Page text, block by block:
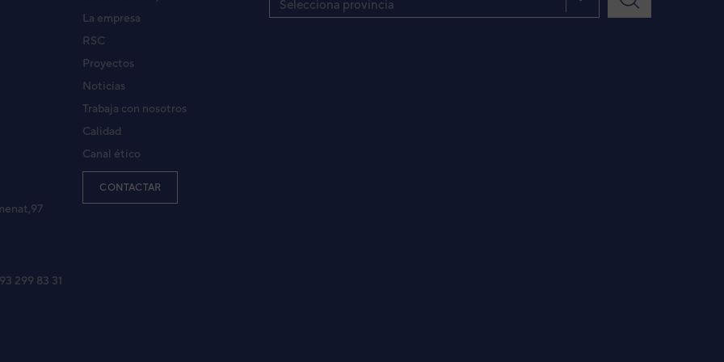
Comfort WSYA080ML3 -
La empresa
RSC
Proyectos
Noticias
Trabaja con nosotros
Calidad
Canal ético
299 83 31
CONTACTAR
Selecciona provincia